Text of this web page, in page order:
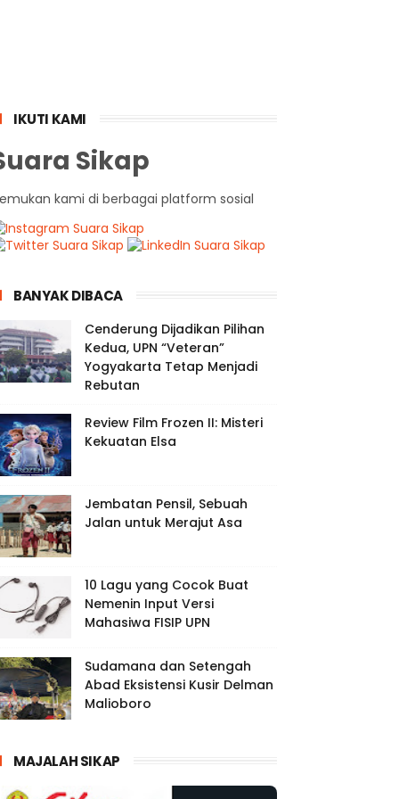
IKUTI KAMI
Sikap
kami di berbagai platform sosial
BANYAK DIBACA
Cenderung Dijadikan Pilihan
Kedua, UPN “Veteran”
Yogyakarta Tetap Menjadi
Rebutan
Review Film Frozen II: Misteri
Kekuatan Elsa
Jembatan Pensil, Sebuah
Jalan untuk Merajut Asa
10 Lagu yang Cocok Buat
Nemenin Input Versi
Mahasiwa FISIP UPN
Sudamana dan Setengah
Abad Eksistensi Kusir Delman
Malioboro
MAJALAH SIKAP